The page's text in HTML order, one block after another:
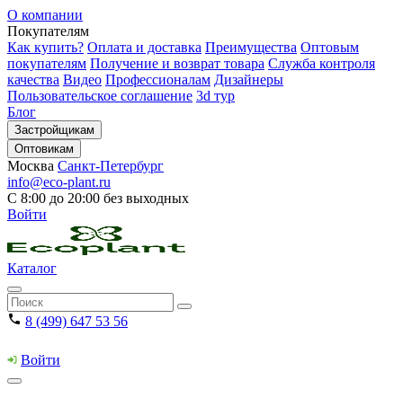
О компании
Покупателям
Как купить? Оплата и доставка Преимущества Оптовым
покупателям Получение и возврат товара Служба контроля
качества Видео Профессионалам Дизайнеры
Пользовательское соглашение 3d тур
Блог
Застройщикам
Оптовикам
Москва Санкт-Петербург
info@eco-plant.ru
С 8:00 до 20:00 без выходных
Войти
Каталог
8 (499) 647 53 56
Войти